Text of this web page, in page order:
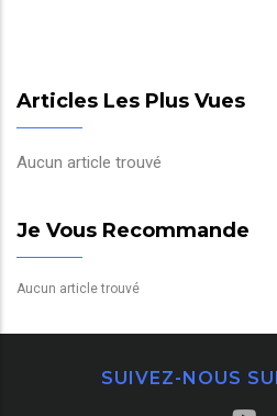
Articles Les Plus Vues
Aucun article trouvé
Je Vous Recommande
Aucun article trouvé
SUIVEZ-NOUS